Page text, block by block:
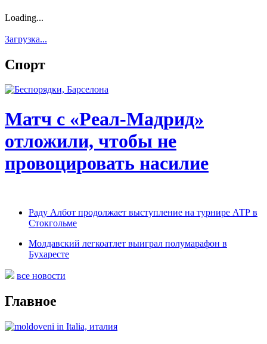
Loading...
Загрузка...
Спорт
Матч с «Реал-Мадрид»
отложили, чтобы не
провоцировать насилие
Раду Албот продолжает выступление на турнире АТР в
Стокгольме
Молдавский легкоатлет выиграл полумарафон в
Бухаресте
все новости
Главное